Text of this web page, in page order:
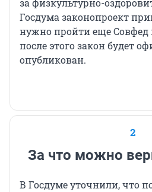
за физкультурно-
Госдума законопроект
нужно пройти еще Совфед
после этого закон будет
опубликован.
2
За что можно
В Госдуме уточнили, что